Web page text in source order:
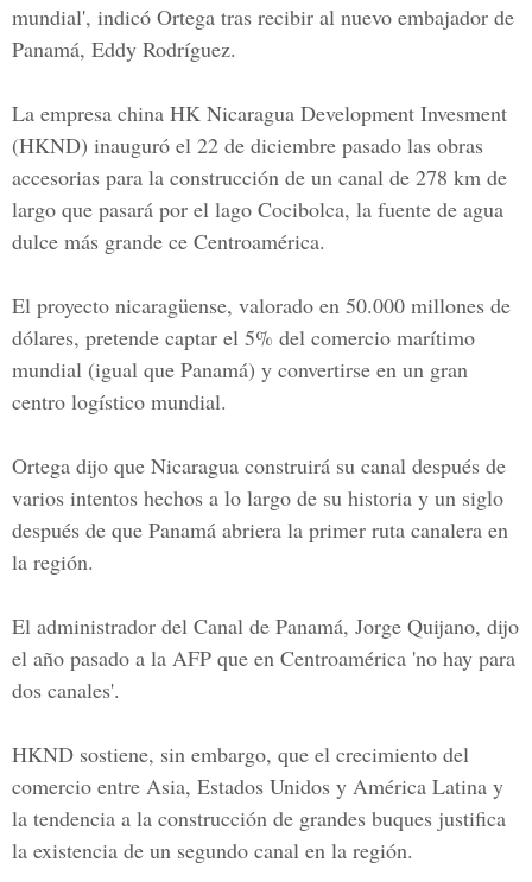
mundial', indicó Ortega tras recibir al nuevo embajador de
Panamá, Eddy Rodríguez.
La empresa china HK Nicaragua Development Invesment
(HKND) inauguró el 22 de diciembre pasado las obras
accesorias para la construcción de un canal de 278 km de
largo que pasará por el lago Cocibolca, la fuente de agua
dulce más grande ce Centroamérica.
El proyecto nicaragüense, valorado en 50.000 millones de
dólares, pretende captar el 5% del comercio marítimo
mundial (igual que Panamá) y convertirse en un gran
centro logístico mundial.
Ortega dijo que Nicaragua construirá su canal después de
varios intentos hechos a lo largo de su historia y un siglo
después de que Panamá abriera la primer ruta canalera en
la región.
El administrador del Canal de Panamá, Jorge Quijano, dijo
el año pasado a la AFP que en Centroamérica 'no hay para
dos canales'.
HKND sostiene, sin embargo, que el crecimiento del
comercio entre Asia, Estados Unidos y América Latina y
la tendencia a la construcción de grandes buques justifica
la existencia de un segundo canal en la región.